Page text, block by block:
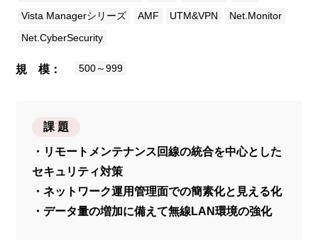
Vista Managerシリーズ
AMF UTM&VPN
Net.Monitor
Net.CyberSecurity
規 模 500～999
課 題
・リモートメンテナンス回線の統合を中心とした
セキュリティ対策
・ネットワーク運用管理面での簡素化と見える化
・データ量の増加に備えて無線LAN環境の強化